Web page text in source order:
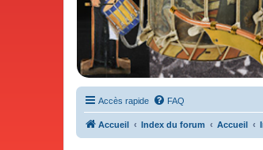
Accès rapide FAQ
Accueil Index du forum Accueil